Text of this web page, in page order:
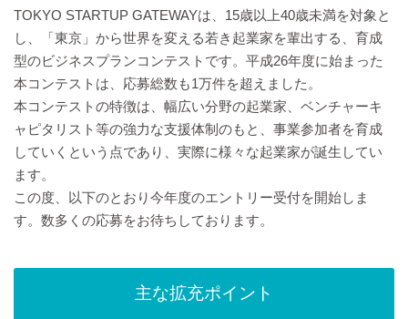
TOKYO STARTUP GATEWAYは、15歳以上40歳未満を対象と
し、「東京」から世界を変える若き起業家を輩出する、育成
型のビジネスプランコンテストです。平成26年度に始まった
本コンテストは、応募総数も1万件を超えました。
本コンテストの特徴は、幅広い分野の起業家、ベンチャーキ
ャピタリスト等の強力な支援体制のもと、事業参加者を育成
していくという点であり、実際に様々な起業家が誕生してい
ます。
この度、以下のとおり今年度のエントリー受付を開始しま
す。数多くの応募をお待ちしております。
主な拡充ポイント